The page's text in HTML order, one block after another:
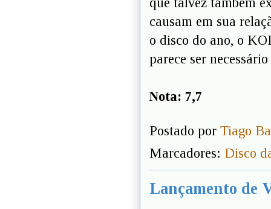
causam em sua
o disco do ano, o
parece ser
Nota: 7,7
Postado por Tiago
Marcadores: Disco
Lançamento de